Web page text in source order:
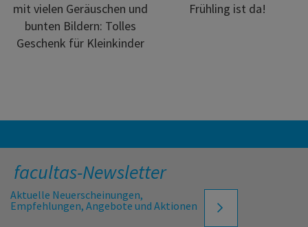
mit vielen Geräuschen und
bunten Bildern: Tolles
Geschenk für Kleinkinder
Frühling ist da!
facultas-Newsletter
Aktuelle Neuerscheinungen,
Empfehlungen, Angebote und Aktionen